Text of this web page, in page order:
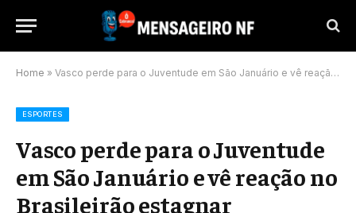
Home » Vasco perde para o Juventude em São Januário e vê reação no Brasileirão estagnar
ESPORTES
Vasco perde para o Juventude
em São Januário e vê reação no
Brasileirão estagnar